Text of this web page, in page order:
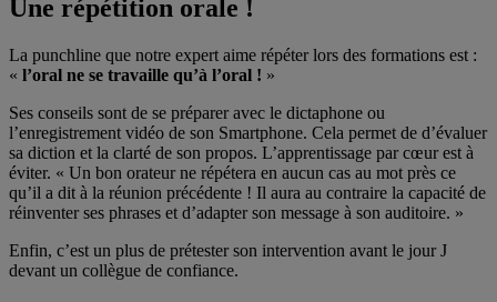
Une répétition orale !
La punchline que notre expert aime répéter lors des formations est :
« l’oral ne se travaille qu’à l’oral ! »
Ses conseils sont de se préparer avec le dictaphone ou
l’enregistrement vidéo de son Smartphone. Cela permet de d’évaluer
sa diction et la clarté de son propos. L’apprentissage par cœur est à
éviter. « Un bon orateur ne répétera en aucun cas au mot près ce
qu’il a dit à la réunion précédente ! Il aura au contraire la capacité de
réinventer ses phrases et d’adapter son message à son auditoire. »
Enfin, c’est un plus de prétester son intervention avant le jour J
devant un collègue de confiance.